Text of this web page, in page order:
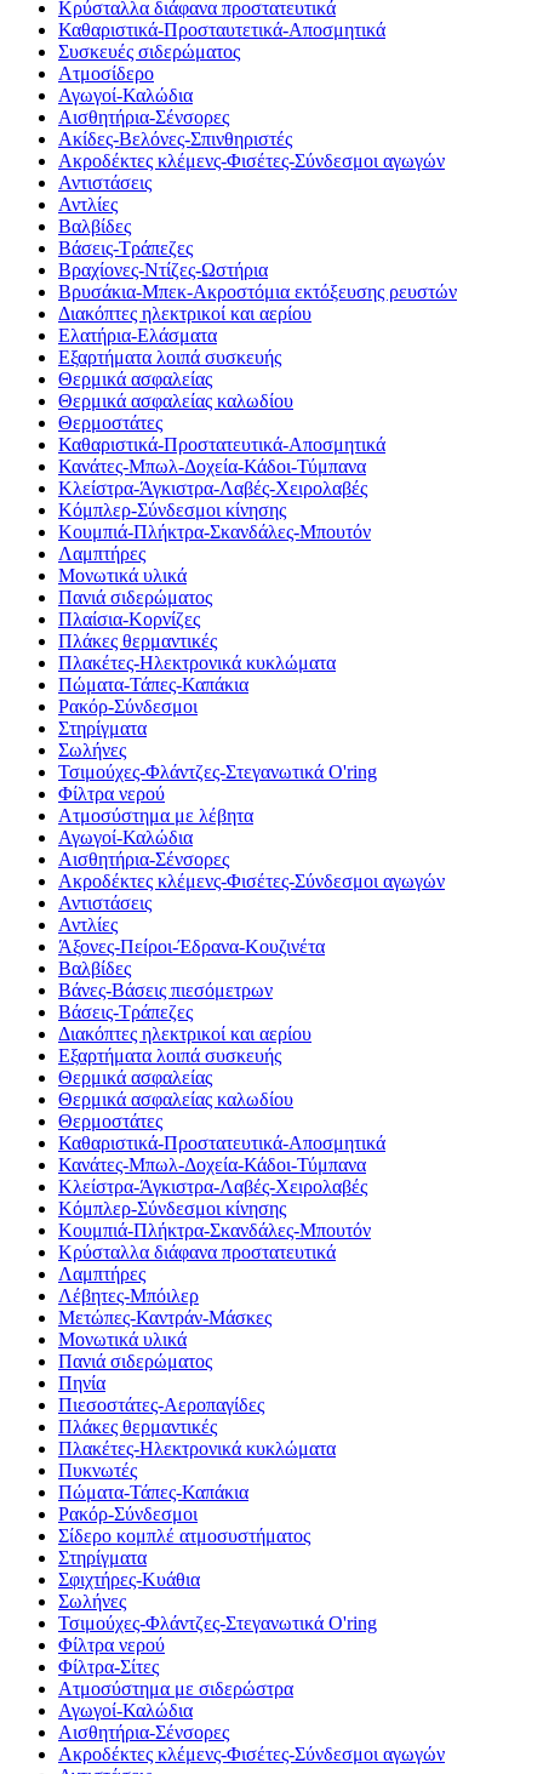
Κρύσταλλα διάφανα προστατευτικά
Καθαριστικά-Προσταυτετικά-Αποσμητικά
Συσκευές σιδερώματος
Ατμοσίδερο
Αγωγοί-Καλώδια
Αισθητήρια-Σένσορες
Ακίδες-Βελόνες-Σπινθηριστές
Ακροδέκτες κλέμενς-Φισέτες-Σύνδεσμοι αγωγών
Αντιστάσεις
Αντλίες
Βαλβίδες
Βάσεις-Τράπεζες
Βραχίονες-Ντίζες-Ωστήρια
Βρυσάκια-Μπεκ-Ακροστόμια εκτόξευσης ρευστών
Διακόπτες ηλεκτρικοί και αερίου
Ελατήρια-Ελάσματα
Εξαρτήματα λοιπά συσκευής
Θερμικά ασφαλείας
Θερμικά ασφαλείας καλωδίου
Θερμοστάτες
Καθαριστικά-Προστατευτικά-Αποσμητικά
Κανάτες-Μπωλ-Δοχεία-Κάδοι-Τύμπανα
Κλείστρα-Άγκιστρα-Λαβές-Χειρολαβές
Κόμπλερ-Σύνδεσμοι κίνησης
Κουμπιά-Πλήκτρα-Σκανδάλες-Μπουτόν
Λαμπτήρες
Μονωτικά υλικά
Πανιά σιδερώματος
Πλαίσια-Κορνίζες
Πλάκες θερμαντικές
Πλακέτες-Ηλεκτρονικά κυκλώματα
Πώματα-Τάπες-Καπάκια
Ρακόρ-Σύνδεσμοι
Στηρίγματα
Σωλήνες
Τσιμούχες-Φλάντζες-Στεγανωτικά O'ring
Φίλτρα νερού
Ατμοσύστημα με λέβητα
Αγωγοί-Καλώδια
Αισθητήρια-Σένσορες
Ακροδέκτες κλέμενς-Φισέτες-Σύνδεσμοι αγωγών
Αντιστάσεις
Αντλίες
Άξονες-Πείροι-Έδρανα-Κουζινέτα
Βαλβίδες
Βάνες-Βάσεις πιεσόμετρων
Βάσεις-Τράπεζες
Διακόπτες ηλεκτρικοί και αερίου
Εξαρτήματα λοιπά συσκευής
Θερμικά ασφαλείας
Θερμικά ασφαλείας καλωδίου
Θερμοστάτες
Καθαριστικά-Προστατευτικά-Αποσμητικά
Κανάτες-Μπωλ-Δοχεία-Κάδοι-Τύμπανα
Κλείστρα-Άγκιστρα-Λαβές-Χειρολαβές
Κόμπλερ-Σύνδεσμοι κίνησης
Κουμπιά-Πλήκτρα-Σκανδάλες-Μπουτόν
Κρύσταλλα διάφανα προστατευτικά
Λαμπτήρες
Λέβητες-Μπόιλερ
Μετώπες-Καντράν-Μάσκες
Μονωτικά υλικά
Πανιά σιδερώματος
Πηνία
Πιεσοστάτες-Αεροπαγίδες
Πλάκες θερμαντικές
Πλακέτες-Ηλεκτρονικά κυκλώματα
Πυκνωτές
Πώματα-Τάπες-Καπάκια
Ρακόρ-Σύνδεσμοι
Σίδερο κομπλέ ατμοσυστήματος
Στηρίγματα
Σφιχτήρες-Κυάθια
Σωλήνες
Τσιμούχες-Φλάντζες-Στεγανωτικά O'ring
Φίλτρα νερού
Φίλτρα-Σίτες
Ατμοσύστημα με σιδερώστρα
Αγωγοί-Καλώδια
Αισθητήρια-Σένσορες
Ακροδέκτες κλέμενς-Φισέτες-Σύνδεσμοι αγωγών